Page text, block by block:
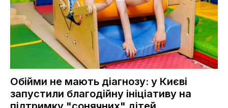
Обійми не мають діагнозу: у Києві
запустили благодійну ініціативу на